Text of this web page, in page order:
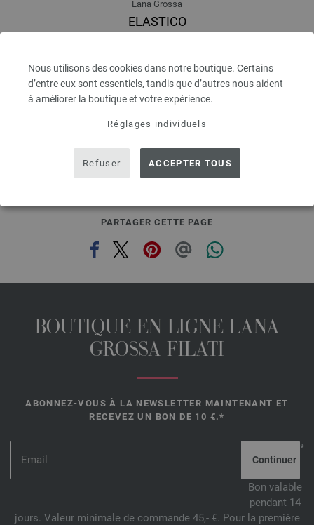
Nous utilisons des cookies dans notre boutique. Certains
d’entre eux sont essentiels, tandis que d’autres nous aident
à améliorer la boutique et votre expérience.
Réglages individuels
Refuser ACCEPTER TOUS
Lana Grossa
ELASTICO
Épaisseur de l'aiguille: 3,5 - 4,5
4,16 €
4,84 $
PARTAGER CETTE PAGE
BOUTIQUE EN LIGNE LANA
GROSSA FILATI
ABONNEZ-VOUS À LA NEWSLETTER MAINTENANT ET
RECEVEZ UN BON DE 10 €.*
*
Bon valable
pendant 14
jours. Valeur minimale de commande 45,- €. Pour la première